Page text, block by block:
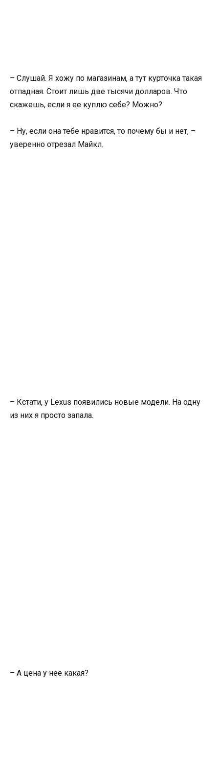
– Слушай. Я хожу по магазинам, а тут курточка такая
отпадная. Стоит лишь две тысячи долларов. Что
скажешь, если я ее куплю себе? Можно?
– Ну, если она тебе нравится, то почему бы и нет, –
уверенно отрезал Майкл.
– Кстати, у Lexus появились новые модели. На одну
из них я просто запала.
– А цена у нее какая?